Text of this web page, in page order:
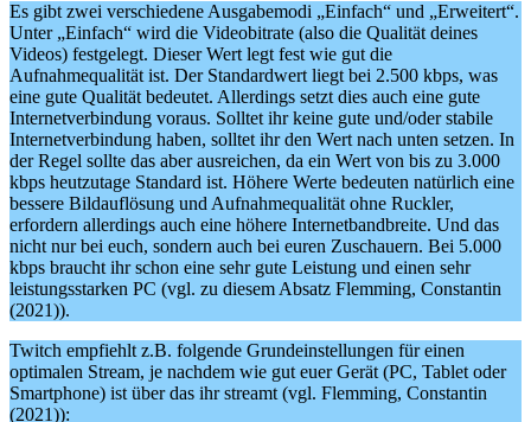
Es gibt zwei verschiedene Ausgabemodi „Einfach“ und „Erweitert“.
Unter „Einfach“ wird die Videobitrate (also die Qualität deines
Videos) festgelegt. Dieser Wert legt fest wie gut die
Aufnahmequalität ist. Der Standardwert liegt bei 2.500 kbps, was
eine gute Qualität bedeutet. Allerdings setzt dies auch eine gute
Internetverbindung voraus. Solltet ihr keine gute und/oder stabile
Internetverbindung haben, solltet ihr den Wert nach unten setzen. In
der Regel sollte das aber ausreichen, da ein Wert von bis zu 3.000
kbps heutzutage Standard ist. Höhere Werte bedeuten natürlich eine
bessere Bildauflösung und Aufnahmequalität ohne Ruckler,
erfordern allerdings auch eine höhere Internetbandbreite. Und das
nicht nur bei euch, sondern auch bei euren Zuschauern. Bei 5.000
kbps braucht ihr schon eine sehr gute Leistung und einen sehr
leistungsstarken PC (vgl. zu diesem Absatz Flemming, Constantin
(2021)).
Twitch empfiehlt z.B. folgende Grundeinstellungen für einen
optimalen Stream, je nachdem wie gut euer Gerät (PC, Tablet oder
Smartphone) ist über das ihr streamt (vgl. Flemming, Constantin
(2021)):